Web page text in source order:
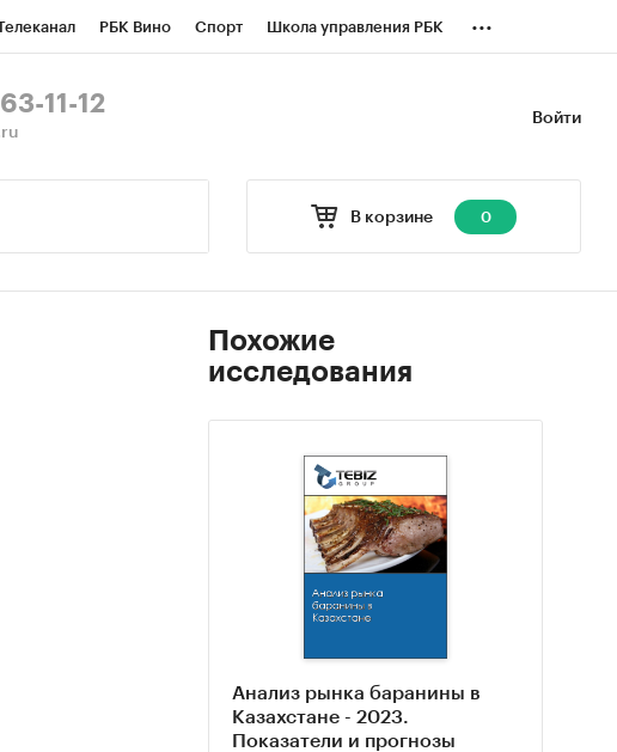
РБК Вино Спорт Школа управления РБК ...
Войти
11-12
В корзине 0
Похожие
исследования
Анализ рынка баранины в
Казахстане - 2023.
Показатели и прогнозы